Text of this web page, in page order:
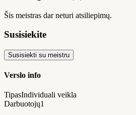
Šis meistras dar neturi atsiliepimų.
Susisiekite
Susisiekti su meistru
Verslo info
TipasIndividuali veikla
Darbuotojų1